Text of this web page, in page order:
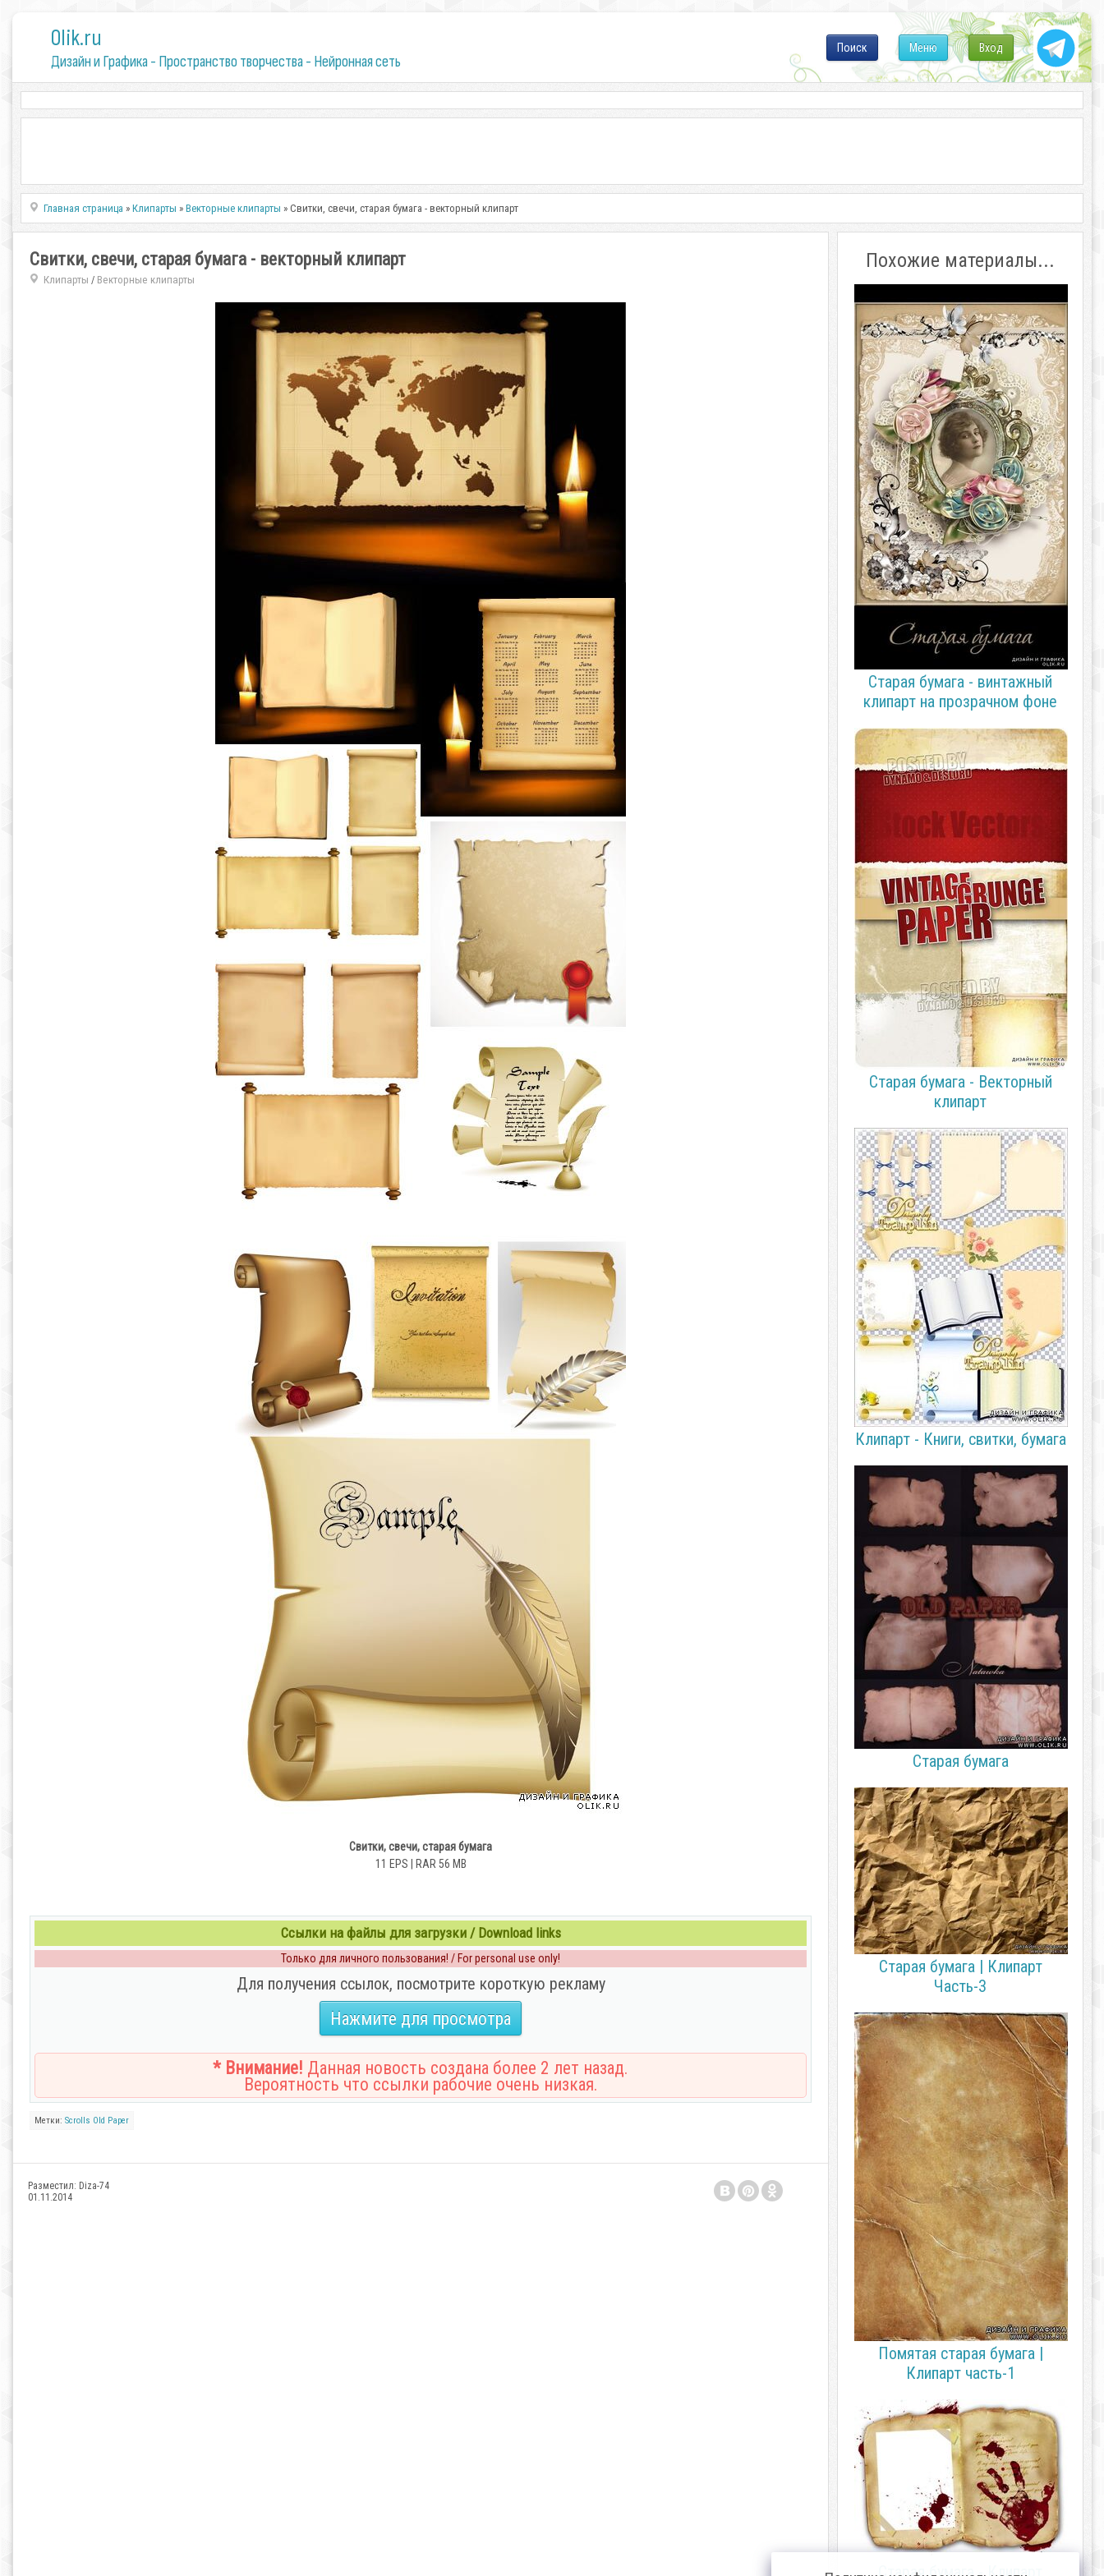
0lik.ru
Дизайн и Графика - Пространство творчества - Нейронная сеть
Вход
Меню
Поиск
Главная страница »Клипарты »Векторные клипарты » Свитки, свечи, старая бумага - векторный клипарт
Свитки, свечи, старая бумага - векторный клипарт
Клипарты / Векторные клипарты
Свитки, свечи, старая бумага
11 EPS | RAR 56 MB
Ссылки на файлы для загрузки / Download links
Только для личного пользования! / For personal use only!
Для получения ссылок, посмотрите короткую рекламу
Нажмите для просмотра
* Внимание! Данная новость создана более 2 лет назад.
Вероятность что ссылки рабочие очень низкая.
Метки: Scrolls Old Paper
Разместил: Diza-74
01.11.2014
Похожие материалы...
Старая бумага - винтажный
клипарт на прозрачном фоне
Старая бумага - Векторный
клипарт
Клипарт - Книги, свитки, бумага
Старая бумага
Старая бумага | Клипарт
Часть-3
Помятая старая бумага |
Клипарт часть-1
Старая бумага - Клипарт